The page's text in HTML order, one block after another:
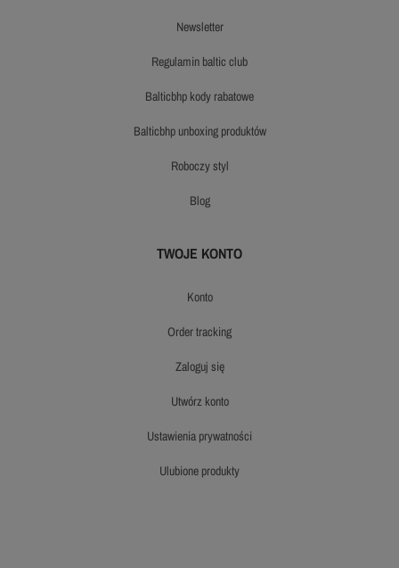
newsletter
regulamin baltic club
balticbhp kody rabatowe
balticbhp unboxing produktów
roboczy styl
blog
TWOJE KONTO
konto
order tracking
zaloguj się
utwórz konto
ustawienia prywatności
ulubione produkty